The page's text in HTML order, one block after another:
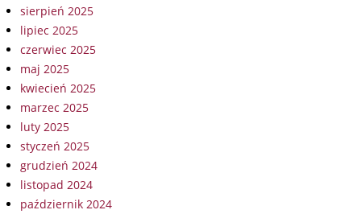
sierpień 2025
lipiec 2025
czerwiec 2025
maj 2025
kwiecień 2025
marzec 2025
luty 2025
styczeń 2025
grudzień 2024
listopad 2024
październik 2024